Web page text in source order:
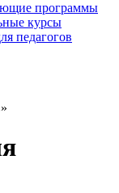
программы
курсы
педагогов